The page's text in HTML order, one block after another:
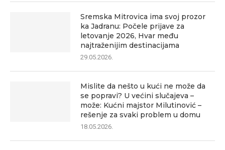
Sremska Mitrovica ima svoj prozor
ka Jadranu: Počele prijave za
letovanje 2026, Hvar među
najtraženijim destinacijama
29.05.2026.
Mislite da nešto u kući ne može da
se popravi? U većini slučajeva –
može: Kućni majstor Milutinović –
rešenje za svaki problem u domu
18.05.2026.